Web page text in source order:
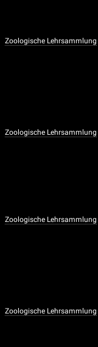
Zoologische Lehrsammlung
Zoologische Lehrsammlung
Zoologische Lehrsammlung
Zoologische Lehrsammlung